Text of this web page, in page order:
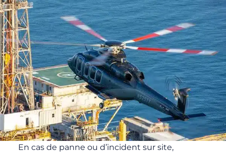
En cas de panne ou d’incident sur site,